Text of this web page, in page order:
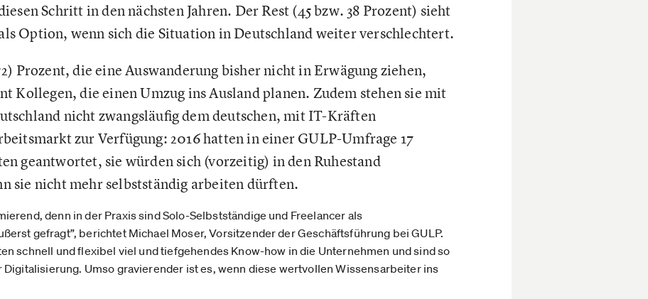
Schritt in den nächsten Jahren. Der Rest (45 bzw. 38 Prozent) sieht
Option, wenn sich die Situation in Deutschland weiter verschlechtert.
Prozent, die eine Auswanderung bisher nicht in Erwägung ziehen,
Kollegen, die einen Umzug ins Ausland planen. Zudem stehen sie mit
nicht zwangsläufig dem deutschen, mit IT-Kräften
zur Verfügung: 2016 hatten in einer GULP-Umfrage 17
geantwortet, sie würden sich (vorzeitig) in den Ruhestand
sie nicht mehr selbstständig arbeiten dürften.
denn in der Praxis sind Solo-Selbstständige und Freelancer als
gefragt”, berichtet Michael Moser, Vorsitzender der Geschäftsführung bei GULP.
schnell und flexibel viel und tiefgehendes Know-how in die Unternehmen und sind so
Digitalisierung. Umso gravierender ist es, wenn diese wertvollen Wissensarbeiter ins